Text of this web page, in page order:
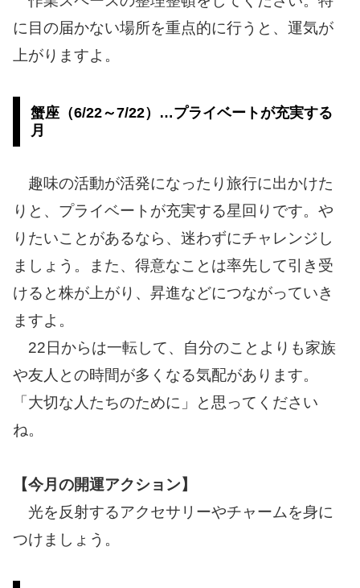
に目の届かない場所を重点的に行うと、運気が
上がりますよ。
蟹座（6/22～7/22）…プライベートが充実する
月
趣味の活動が活発になったり旅行に出かけた
りと、プライベートが充実する星回りです。や
りたいことがあるなら、迷わずにチャレンジし
ましょう。また、得意なことは率先して引き受
けると株が上がり、昇進などにつながっていき
ますよ。
22日からは一転して、自分のことよりも家族
や友人との時間が多くなる気配があります。
「大切な人たちのために」と思ってください
ね。
【今月の開運アクション】
光を反射するアクセサリーやチャームを身に
つけましょう。